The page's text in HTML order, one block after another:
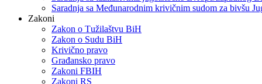
Saradnja sa Međunarodnim krivičnim sudom za bivšu
Zakoni
Zakon o Тužilaštvu BiH
Zakon o Sudu BiH
Krivično pravo
Građansko pravo
Zakoni FBIH
Zakoni RS